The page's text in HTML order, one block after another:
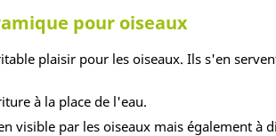
pour oiseaux
plaisir pour les oiseaux. Ils s'en
à la place de l'eau.
visible par les oiseaux mais également à